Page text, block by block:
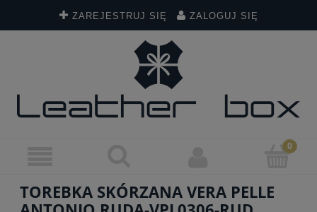
ZAREJESTRUJ SIĘ ZALOGUJ SIĘ
TOREBKA SKÓRZANA VERA PELLE